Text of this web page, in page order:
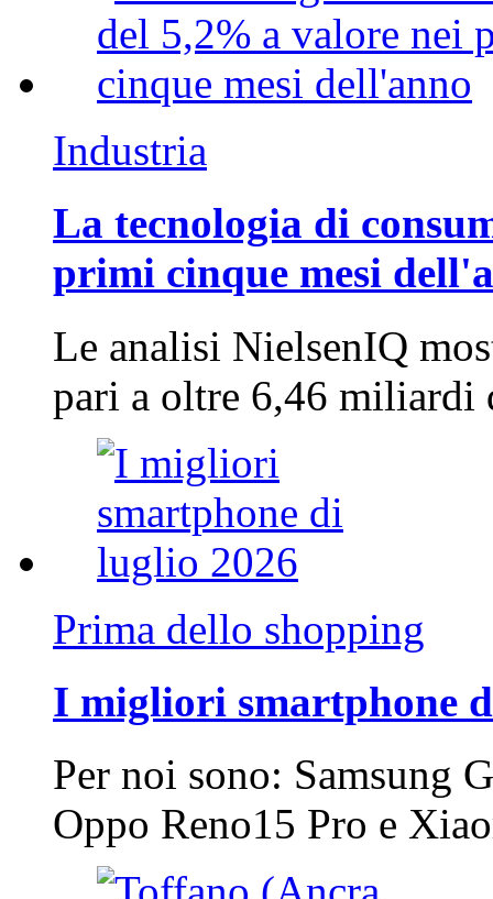
Industria
La tecnologia di
primi cinque mesi
Le analisi NielsenIQ
pari a oltre 6,46
Prima dello shopping
I migliori smartphone
Per noi sono: Samsung
Oppo Reno15 Pro e